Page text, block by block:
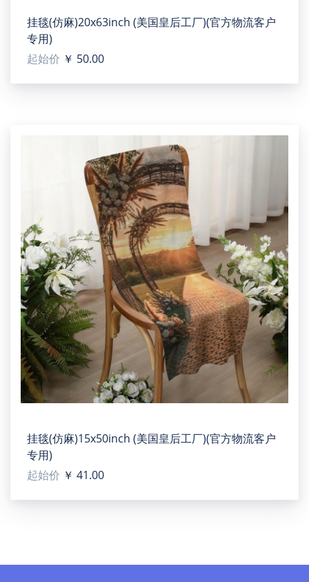
挂毯(仿麻)20x63inch (美国皇后工厂)(官方物流客户
专用)
起始价 ￥ 50.00
挂毯(仿麻)15x50inch (美国皇后工厂)(官方物流客户
专用)
起始价 ￥ 41.00